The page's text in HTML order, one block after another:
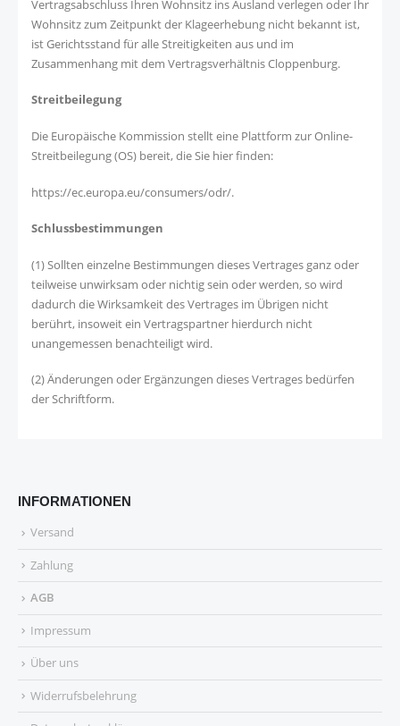
Vertragsabschluss Ihren Wohnsitz ins Ausland verlegen oder Ihr
Wohnsitz zum Zeitpunkt der Klageerhebung nicht bekannt ist,
ist Gerichtsstand für alle Streitigkeiten aus und im
Zusammenhang mit dem Vertragsverhältnis Cloppenburg.
Streitbeilegung
Die Europäische Kommission stellt eine Plattform zur Online-
Streitbeilegung (OS) bereit, die Sie hier finden:
https://ec.europa.eu/consumers/odr/.
Schlussbestimmungen
(1) Sollten einzelne Bestimmungen dieses Vertrages ganz oder
teilweise unwirksam oder nichtig sein oder werden, so wird
dadurch die Wirksamkeit des Vertrages im Übrigen nicht
berührt, insoweit ein Vertragspartner hierdurch nicht
unangemessen benachteiligt wird.
(2) Änderungen oder Ergänzungen dieses Vertrages bedürfen
der Schriftform.
INFORMATIONEN
Versand
Zahlung
AGB
Impressum
Über uns
Widerrufsbelehrung